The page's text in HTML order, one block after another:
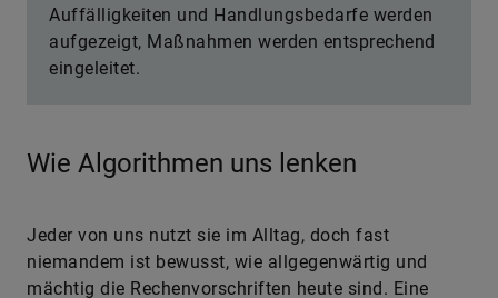
Auffälligkeiten und Handlungsbedarfe werden
aufgezeigt, Maßnahmen werden entsprechend
eingeleitet.
Wie Algorithmen uns lenken
Jeder von uns nutzt sie im Alltag, doch fast
niemandem ist bewusst, wie allgegenwärtig und
mächtig die Rechenvorschriften heute sind. Eine